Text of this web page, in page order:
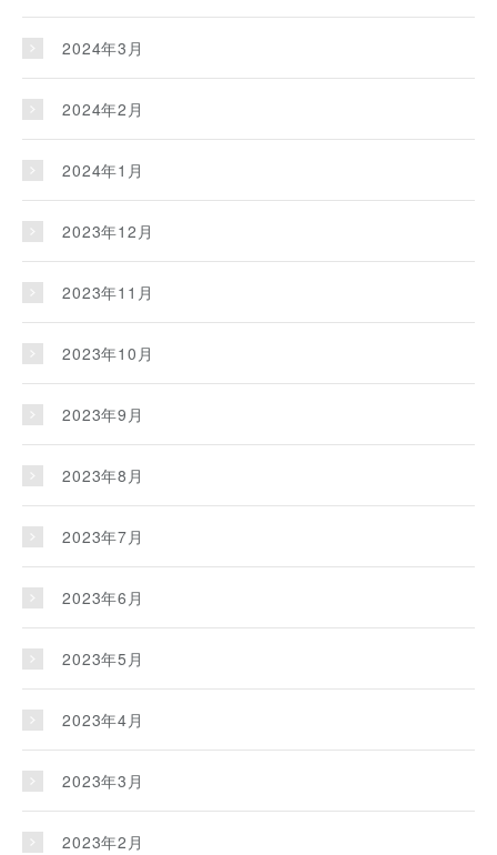
2024年3月
2024年2月
2024年1月
2023年12月
2023年11月
2023年10月
2023年9月
2023年8月
2023年7月
2023年6月
2023年5月
2023年4月
2023年3月
2023年2月